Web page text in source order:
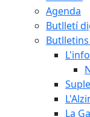
Agenda
Butlletí
La